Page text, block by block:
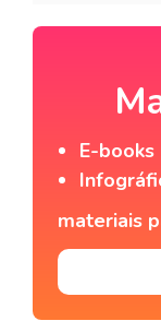
E-books
materiais